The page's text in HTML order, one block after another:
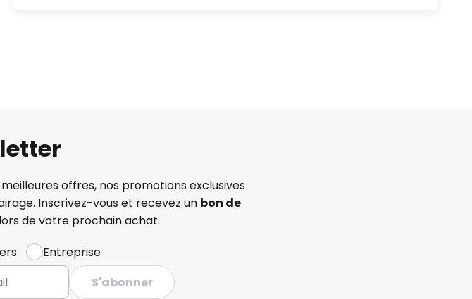
offres, nos promotions exclusives
Inscrivez-vous et recevez un bon de
de votre prochain achat.
Entreprise
S'abonner